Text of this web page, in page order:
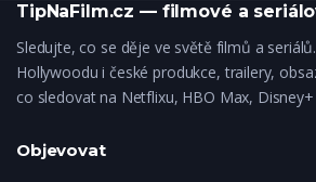
TipNaFilm.cz — filmové a
Sledujte, co se děje ve světě filmů a
Hollywoodu i české produkce, trailery,
co sledovat na Netflixu, HBO Max,
Objevovat